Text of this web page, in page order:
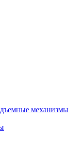
механизмы